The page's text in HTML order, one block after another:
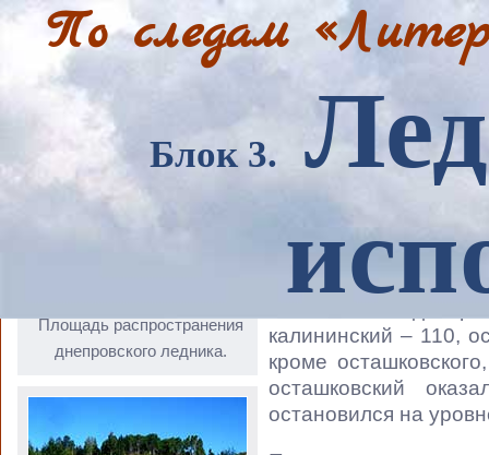
По следам
Блок 3.
Площадь распространения
днепровского ледника.
В течение
миллионов лет) в
современную
последовательно
оледенений в
калининский – 110,
кроме
осташковский
остановился на